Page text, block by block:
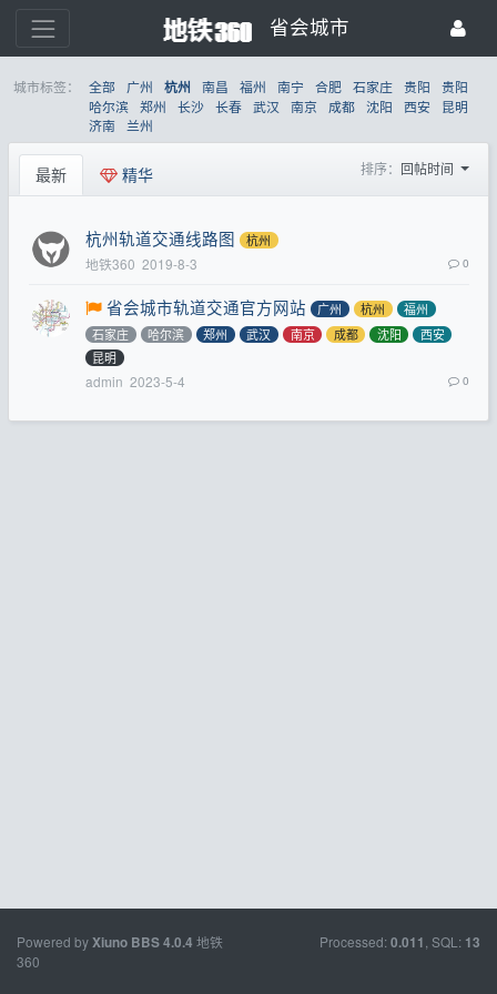
省会城市
城市标签： 全部 广州 杭州 南昌 福州 南宁 合肥 石家庄 贵阳
贵阳
哈尔滨 郑州 长沙 长春 武汉 南京 成都 沈阳 西安
昆明
济南
兰州
最新 精华 排序： 回帖时间
杭州轨道交通线路图 杭州
地铁360 2019-8-3 0
省会城市轨道交通官方网站 广州 杭州
福州
石家庄
哈尔滨 郑州 武汉 南京 成都 沈阳
西安
昆明
admin 2023-5-4 0
Powered byXiuno BBS4.0.4 地铁
360
Processed: 0.011 , SQL: 13